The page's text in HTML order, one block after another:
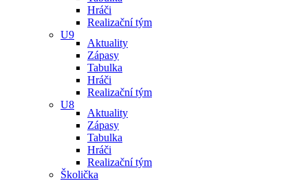
Hráči
Realizační tým
U9
Aktuality
Zápasy
Tabulka
Hráči
Realizační tým
U8
Aktuality
Zápasy
Tabulka
Hráči
Realizační tým
Školička